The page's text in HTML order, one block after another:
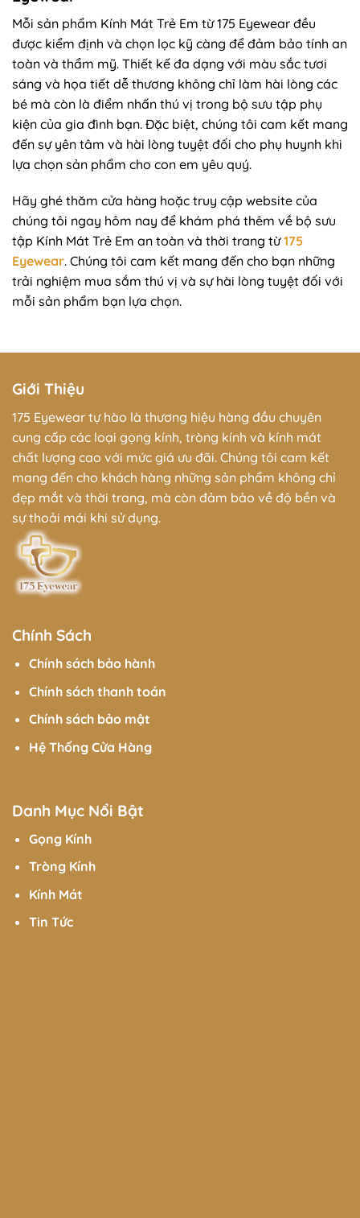
Mỗi sản phẩm Kính Mát Trẻ Em từ 175 Eyewear đều
được kiểm định và chọn lọc kỹ càng để đảm bảo tính an
toàn và thẩm mỹ. Thiết kế đa dạng với màu sắc tươi
sáng và họa tiết dễ thương không chỉ làm hài lòng các
bé mà còn là điểm nhấn thú vị trong bộ sưu tập phụ
kiện của gia đình bạn. Đặc biệt, chúng tôi cam kết mang
đến sự yên tâm và hài lòng tuyệt đối cho phụ huynh khi
lựa chọn sản phẩm cho con em yêu quý.
Hãy ghé thăm cửa hàng hoặc truy cập website của
chúng tôi ngay hôm nay để khám phá thêm về bộ sưu
tập Kính Mát Trẻ Em an toàn và thời trang từ175
Eyewear. Chúng tôi cam kết mang đến cho bạn những
trải nghiệm mua sắm thú vị và sự hài lòng tuyệt đối với
mỗi sản phẩm bạn lựa chọn.
Giới Thiệu
175 Eyewear tự hào là thương hiệu hàng đầu chuyên
cung cấp các loại gọng kính, tròng kính và kính mát
chất lượng cao với mức giá ưu đãi. Chúng tôi cam kết
mang đến cho khách hàng những sản phẩm không chỉ
đẹp mắt và thời trang, mà còn đảm bảo về độ bền và
sự thoải mái khi sử dụng.
Chính Sách
Chính sách bảo hành
Chính sách thanh toán
Chính sách bảo mật
Hệ Thống Cửa Hàng
Danh Mục Nổi Bật
Gọng Kính
Tròng Kính
Kính Mát
Tin Tức